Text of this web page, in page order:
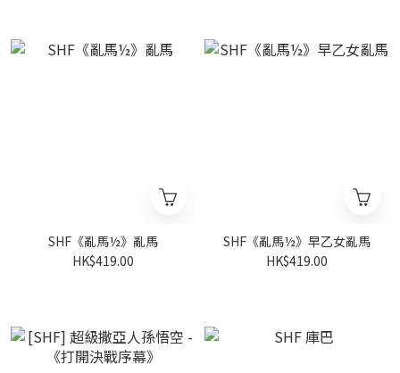
SHF《亂馬½》亂馬
HK$419.00
SHF《亂馬½》早乙女亂馬
HK$419.00